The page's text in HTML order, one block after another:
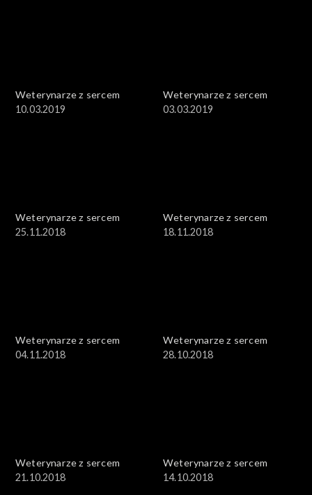
Weterynarze z sercem
10.03.2019
Weterynarze z sercem
03.03.2019
Weterynarze z sercem
25.11.2018
Weterynarze z sercem
18.11.2018
Weterynarze z sercem
04.11.2018
Weterynarze z sercem
28.10.2018
Weterynarze z sercem
21.10.2018
Weterynarze z sercem
14.10.2018